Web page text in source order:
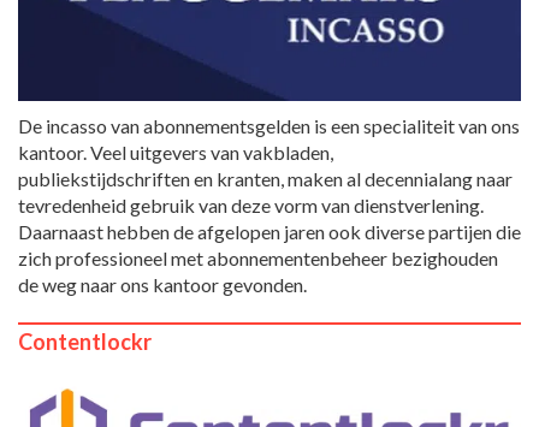
De incasso van abonnementsgelden is een specialiteit van ons
kantoor. Veel uitgevers van vakbladen,
publiekstijdschriften en kranten, maken al decennialang naar
tevredenheid gebruik van deze vorm van dienstverlening.
Daarnaast hebben de afgelopen jaren ook diverse partijen die
zich professioneel met abonnementenbeheer bezighouden
de weg naar ons kantoor gevonden.
Contentlockr